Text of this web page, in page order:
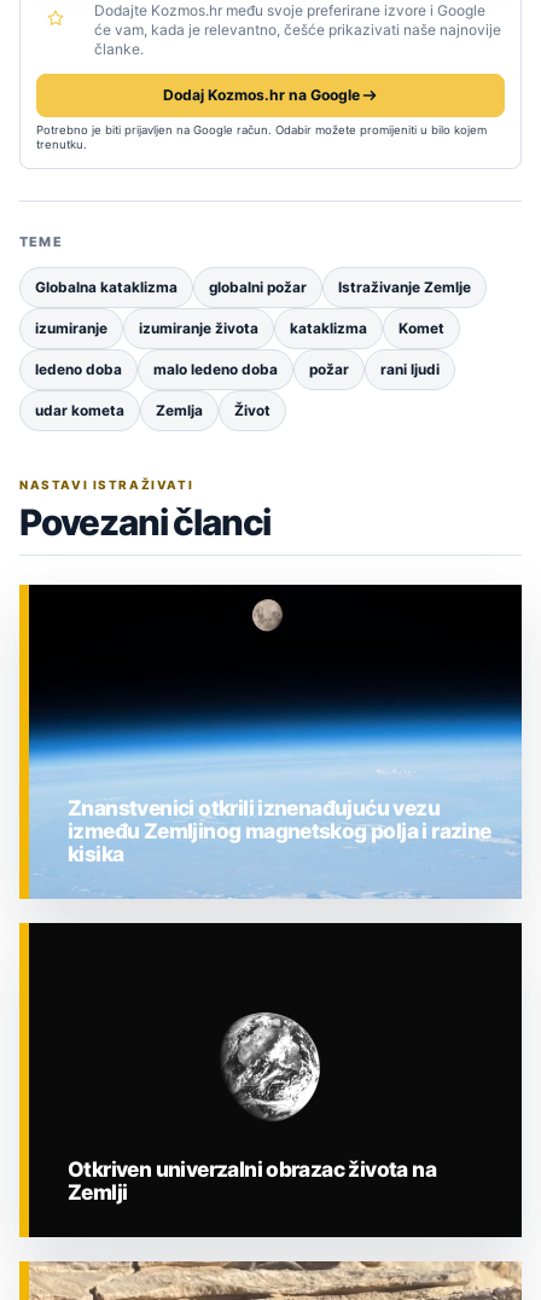
Dodajte Kozmos.hr među svoje preferirane izvore i Google
će vam, kada je relevantno, češće prikazivati naše najnovije
članke.
Dodaj Kozmos.hr na Google
Potrebno je biti prijavljen na Google račun. Odabir možete promijeniti u bilo kojem
trenutku.
TEME
Globalna kataklizma globalni požar Istraživanje Zemlje
izumiranje izumiranje života kataklizma Komet
ledeno doba malo ledeno doba požar rani ljudi
udar kometa Zemlja Život
NASTAVI ISTRAŽIVATI
Povezani članci
Znanstvenici otkrili iznenađujuću vezu
između Zemljinog magnetskog polja i razine
kisika
ZNANOST
Otkriven univerzalni obrazac života na
Zemlji